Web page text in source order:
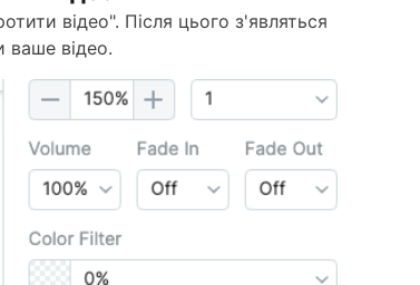
відео". Після цього з'являться
ваше відео.